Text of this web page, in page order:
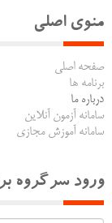
منوی اصلی
صفحه اصلی
برنامه ها
درباره ما
سامانه آزمون آنلاین
سامانه آموزش مجازی
ورود سرگروه